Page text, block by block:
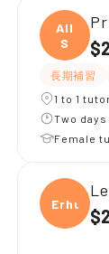
All
S
長期補習
1 to 1
Two
Female
Erhu(